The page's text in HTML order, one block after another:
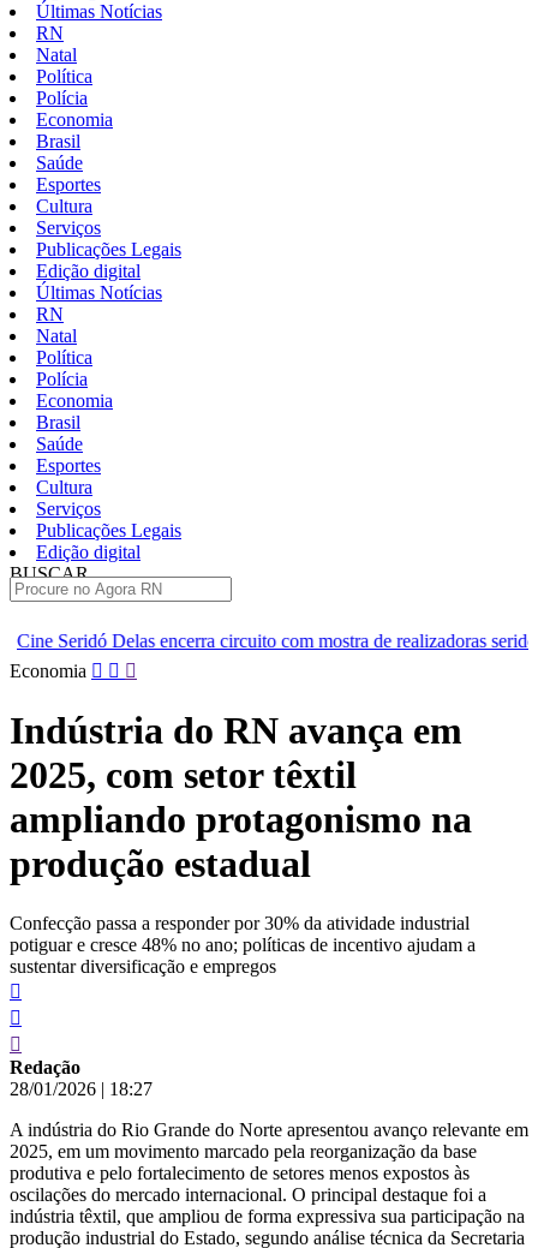
Últimas Notícias
RN
Natal
Política
Polícia
Economia
Brasil
Saúde
Esportes
Cultura
Serviços
Publicações Legais
Edição digital
Últimas Notícias
RN
Natal
Política
Polícia
Economia
Brasil
Saúde
Esportes
Cultura
Serviços
Publicações Legais
Edição digital
BUSCAR
circuito com mostra de realizadoras seridoenses em Caicó
Pular
conteúdo
Economia
Indústria do RN avança em
2025, com setor têxtil
ampliando protagonismo na
produção estadual
Confecção passa a responder por 30% da atividade industrial
potiguar e cresce 48% no ano; políticas de incentivo ajudam a
sustentar diversificação e empregos
Redação
28/01/2026 | 18:27
A indústria do Rio Grande do Norte apresentou avanço relevante em
2025, em um movimento marcado pela reorganização da base
produtiva e pelo fortalecimento de setores menos expostos às
oscilações do mercado internacional. O principal destaque foi a
indústria têxtil, que ampliou de forma expressiva sua participação na
produção industrial do Estado, segundo análise técnica da Secretaria